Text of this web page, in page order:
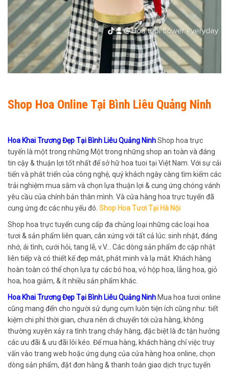
Shop Hoa Online Tại Bình Liêu Quảng Ninh
Hoa Khai Trương Đẹp Tại Bình Liêu Quảng NinhShop hoa trực
tuyến là một trong những Một trong những shop an toàn và đáng
tin cậy & thuận lợi tốt nhất để sở hữ hoa tuoi tại Việt Nam. Với sự cải
tiến và phát triển của công nghệ, quý khách ngày càng tìm kiếm các
trải nghiệm mua sắm và chọn lựa thuận lợi & cung ứng chóng vánh
yêu cầu của chính bản thân mình. Và cửa hàng hoa trực tuyến đã
cung ứng đc các nhu yếu đó. Shop Hoa Tươi Tại Hà Nội
Shop hoa trực tuyến cung cấp đa chủng loại những các loại hoa
tươi & sản phẩm liên quan, cân xứng với tất cả lúc: sinh nhật, đáng
nhớ, ái tình, cưới hỏi, tang lễ, v.V… Các dòng sản phẩm đc cập nhật
liên tiếp và có thiết kế đẹp mắt, phát minh và lạ mắt. Khách hàng
hoàn toàn có thể chọn lựa tự các bó hoa, vỏ hộp hoa, lẵng hoa, giỏ
hoa, hoa giảm, & ít nhiều sản phẩm khác.
Hoa Khai Trương Đẹp Tại Bình Liêu Quảng Ninh Mua hoa tươi online
cũng mang đến cho người sử dụng cụm luôn tiện ích cũng như: tiết
kiệm chi phí thời gian, chưa nên di chuyển tới cửa hàng, không
thường xuyên xảy ra tình trạng cháy hàng, đặc biệt là đc tận hưởng
các ưu đãi & ưu đãi lôi kéo. Để mua hàng, khách hàng chỉ việc truy
vấn vào trang web hoặc ứng dụng của cửa hàng hoa online, chọn
dòng sản phẩm, đặt đơn hàng & thanh toán giao dịch trực tuyến